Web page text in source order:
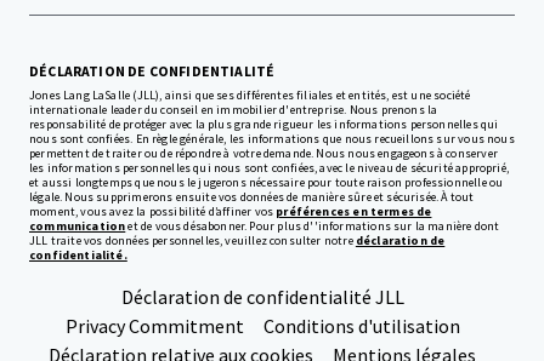
DÉCLARATION DE CONFIDENTIALITÉ
Jones Lang LaSalle (JLL), ainsi que ses différentes filiales et entités, est une société
internationale leader du conseil en immobilier d'entreprise. Nous prenons la
responsabilité de protéger avec la plus grande rigueur les informations personnelles qui
nous sont confiées. En règle générale, les informations que nous recueillons sur vous nous
permettent de traiter ou de répondre à votre demande. Nous nous engageons à conserver
les informations personnelles qui nous sont confiées, avec le niveau de sécurité approprié,
et aussi longtemps que nous le jugerons nécessaire pour toute raison professionnelle ou
légale. Nous supprimerons ensuite vos données de manière sûre et sécurisée. À tout
moment, vous avez la possibilité d’affiner vos préférences en termes de
communicationet de vous désabonner. Pour plus d''informations sur la manière dont
JLL traite vos données personnelles, veuillez consulter notre déclaration de
confidentialité.
Déclaration de confidentialité JLL
Privacy Commitment
Conditions d'utilisation
Déclaration relative aux cookies
Mentions légales